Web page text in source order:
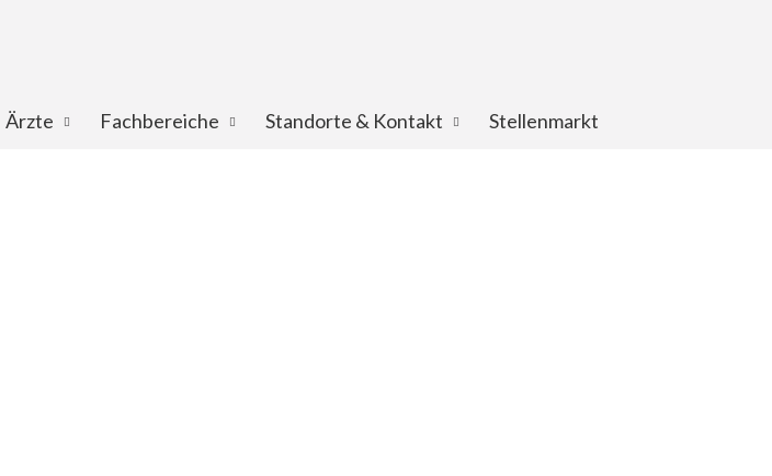
Ärzte Fachbereiche Standorte & Kontakt Stellenmarkt